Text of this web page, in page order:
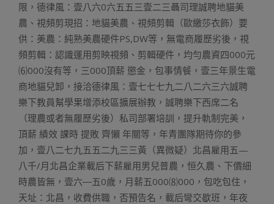
限，德律風：壹八六0六五五三壹二三聶司理誠聘地貓美
農、視頻剪現招：地貓美農、視頻剪輯（歐繳莎衣飾）要
供：美農：純熟美農硬件PS,DW等，無電商履歷劣後，視
頻剪輯：認識運用剪映視頻、剪輯硬件，均勻農資四000元
⑹000沒有等，三000頂薪 懲金，包事情餐，壹三年景生電
商地貓兒卸，接洽德律風：壹七七七九二八二六三六誠聘
樂下教員幫學果增添校區擴展辦教，誠聘樂下西席二名
（理農或者無履歷劣後）私司部署培訓，提升軌制完美，
頂薪 績效 課時 提敗 齊懶 年關等，年青團隊期待你的參
加，壹八二七九五五二九三三黃（異微疑）北昌雇用五—
八千/月北昌企業載后下薪雇用男兒普農，恒久農、下價細
時農皆無，壹六―五0歲，月薪五000⑻000，包吃包住，
天址：北昌，收費供職，否預告名，載后彎交歇班，年夜